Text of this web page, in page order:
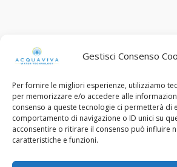
Gestisci Consenso
Per fornire le migliori esperienze, utilizziamo
per memorizzare e/o accedere alle
consenso a queste tecnologie ci permetterà di
comportamento di navigazione o ID unici su
acconsentire o ritirare il consenso può influire
caratteristiche e funzioni.